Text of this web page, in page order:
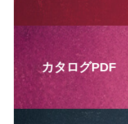
カタログPDF